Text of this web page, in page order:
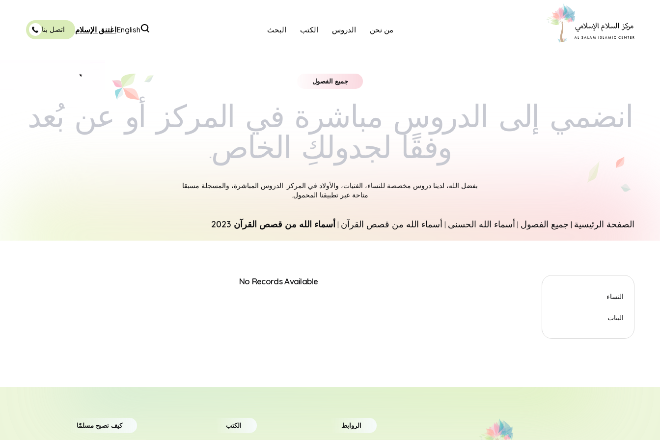
من نحن الدروس الكتب البحث Englishاعتنق الإسلام اتصل بنا
جميع الفصول
انضمي إلى الدروس مباشرة في المركز أو عن بُعد
وفقًا لجدولكِ الخاص.
بفضل الله، لدينا دروس مخصصة للنساء، الفتيات، والأولاد في المركز. الدروس المباشرة، والمسجلة مسبقا
متاحة عبر تطبيقنا المحمول.
الصفحة الرئيسية جميع الفصول أسماء الله الحسنى أسماء الله من قصص القرآن أسماء الله من قصص القرآن 2023
النساء
البنات
No Records Available
الروابط الكتب كيف تصبح مسلمًا